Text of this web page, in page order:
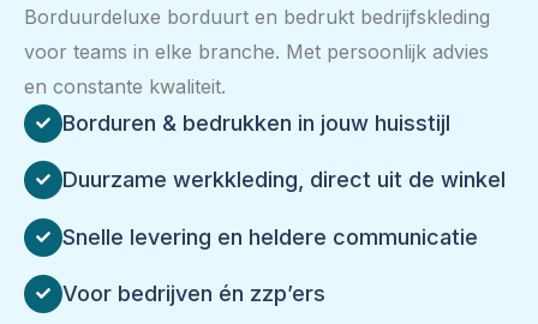
Borduurdeluxe borduurt en bedrukt bedrijfskleding
voor teams in elke branche. Met persoonlijk advies
en constante kwaliteit.
Borduren & bedrukken in jouw huisstijl
Duurzame werkkleding, direct uit de winkel
Snelle levering en heldere communicatie
Voor bedrijven én zzp’ers